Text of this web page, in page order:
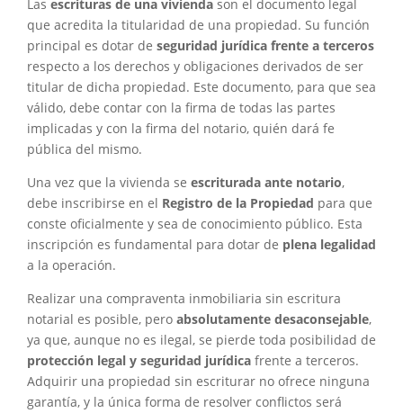
Las escrituras de una vivienda son el documento legal
que acredita la titularidad de una propiedad. Su función
principal es dotar de seguridad jurídica frente a terceros
respecto a los derechos y obligaciones derivados de ser
titular de dicha propiedad. Este documento, para que sea
válido, debe contar con la firma de todas las partes
implicadas y con la firma del notario, quién dará fe
pública del mismo.
Una vez que la vivienda se escriturada ante notario,
debe inscribirse en el Registro de la Propiedad para que
conste oficialmente y sea de conocimiento público. Esta
inscripción es fundamental para dotar de plena legalidad
a la operación.
Realizar una compraventa inmobiliaria sin escritura
notarial es posible, pero absolutamente desaconsejable,
ya que, aunque no es ilegal, se pierde toda posibilidad de
protección legal y seguridad jurídica frente a terceros.
Adquirir una propiedad sin escriturar no ofrece ninguna
garantía, y la única forma de resolver conflictos será